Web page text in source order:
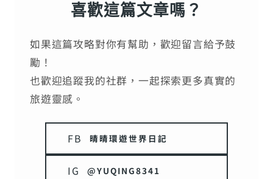
喜歡這篇文章嗎？
如果這篇攻略對你有幫助，歡迎留言給予鼓
勵！
也歡迎追蹤我的社群，一起探索更多真實的
旅遊靈感。
FB 晴晴環遊世界日記
IG @YUQING8341